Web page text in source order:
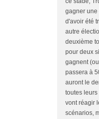
gagner une
d'avoir été
autre
deuxième
pour deux
gagnent
passera à
auront le
toutes leurs
vont réagir
scénarios,